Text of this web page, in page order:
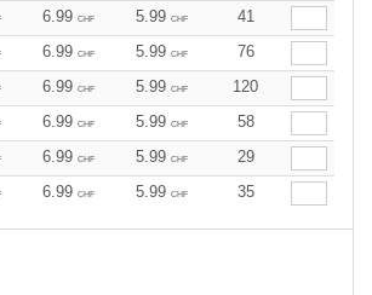
6.99 CHF 5.99 CHF
41
6.99 CHF 5.99 CHF
76
6.99 CHF 5.99 CHF
120
6.99 CHF 5.99 CHF
58
6.99 CHF 5.99 CHF
29
6.99 CHF 5.99 CHF 35